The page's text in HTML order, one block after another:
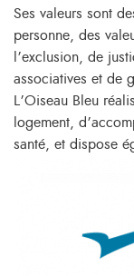
Ses valeurs sont
personne, des
l’exclusion, de
associatives et de
L’Oiseau Bleu
logement,
santé, et dispose